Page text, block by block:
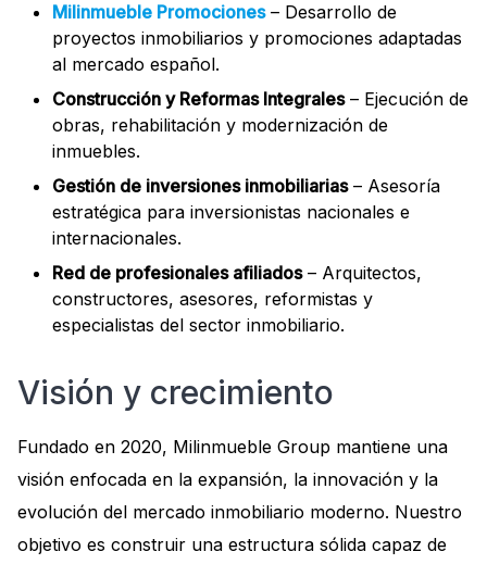
Milinmueble Promociones– Desarrollo de
proyectos inmobiliarios y promociones adaptadas
al mercado español.
Construcción y Reformas Integrales– Ejecución de
obras, rehabilitación y modernización de
inmuebles.
Gestión de inversiones inmobiliarias– Asesoría
estratégica para inversionistas nacionales e
internacionales.
Red de profesionales afiliados– Arquitectos,
constructores, asesores, reformistas y
especialistas del sector inmobiliario.
Visión y crecimiento
Fundado en 2020, Milinmueble Group mantiene una
visión enfocada en la expansión, la innovación y la
evolución del mercado inmobiliario moderno. Nuestro
objetivo es construir una estructura sólida capaz de